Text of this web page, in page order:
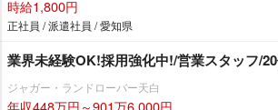
時給1,800円
正社員 / 派遣社員 / 愛知県
業界未経験OK!採用強化中!/営業スタッフ/
ジャガー・ランドローバー天白